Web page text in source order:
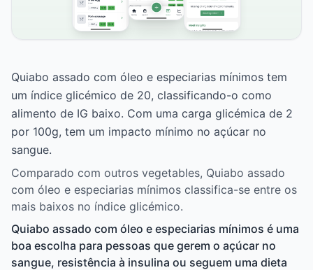
Quiabo assado com óleo e especiarias mínimos tem
um índice glicémico de 20, classificando-o como
alimento de IG baixo. Com uma carga glicémica de 2
por 100g, tem um impacto mínimo no açúcar no
sangue.
Comparado com outros vegetables, Quiabo assado
com óleo e especiarias mínimos classifica-se entre os
mais baixos no índice glicémico.
Quiabo assado com óleo e especiarias mínimos é uma
boa escolha para pessoas que gerem o açúcar no
sangue, resistência à insulina ou seguem uma dieta